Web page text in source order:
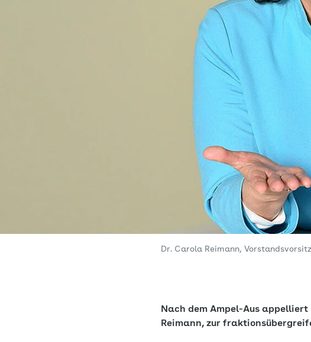
Dr. Carola Reimann,
Nach dem Ampel-Aus
Reimann, zur